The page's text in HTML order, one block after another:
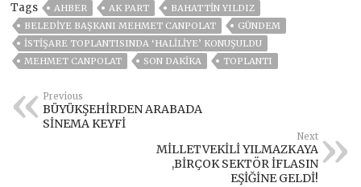
Tags AHBER AK PART
BAHATTİN YILDIZ
BELEDIYE BAŞKANI MEHMET CANPOLAT
GÜNDEM
İSTİŞARE TOPLANTISINDA ‘HALİLİYE’ KONUŞULDU
MEHMET CANPOLAT
SON DAKIKA TOPLANTI
Previous
BÜYÜKŞEHİRDEN ARABADA
SİNEMA KEYFİ
Next
MİLLETVEKİLİ YILMAZKAYA
,BİRÇOK SEKTÖR İFLASIN
EŞİĞİNE GELDİ!